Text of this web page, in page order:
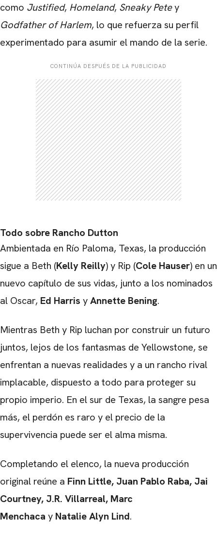
como Justified, Homeland, Sneaky Petey
Godfather of Harlem, lo que refuerza su perfil
experimentado para asumir el mando de la serie.
CONTINÚA DESPUÉS DE LA PUBLICIDAD
Todo sobre Rancho Dutton
Ambientada en Río Paloma, Texas, la producción
sigue a Beth (Kelly Reilly) y Rip (Cole Hauser) en un
nuevo capítulo de sus vidas, junto a los nominados
al Oscar, Ed Harris yAnnette Bening.
Mientras Beth y Rip luchan por construir un futuro
juntos, lejos de los fantasmas de Yellowstone, se
enfrentan a nuevas realidades y a un rancho rival
implacable, dispuesto a todo para proteger su
propio imperio. En el sur de Texas, la sangre pesa
más, el perdón es raro y el precio de la
supervivencia puede ser el alma misma.
Completando el elenco, la nueva producción
original reúne a Finn Little, Juan Pablo Raba, Jai
Courtney, J.R. Villarreal, Marc
Menchaca y Natalie Alyn Lind.
CARREGANDO PUBLICIDADE